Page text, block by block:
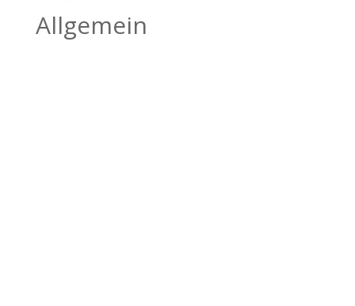
Allgemein